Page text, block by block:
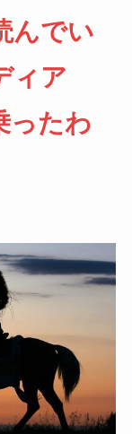
んでい
ィア
ったわ